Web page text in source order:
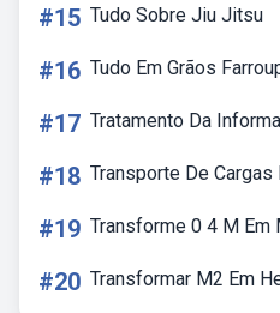
#15 Tudo Sobre Jiu Jitsu
#16 Tudo Em Grãos
#17 Tratamento Da
#18 Transporte De Cargas
#19 Transforme 0 4 M Em
#20 Transformar M2 Em